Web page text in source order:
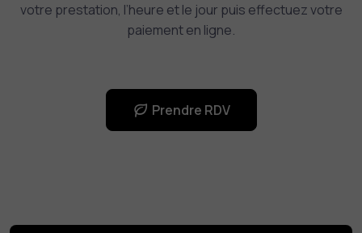
votre prestation, l’heure et le jour puis effectuez votre
paiement en ligne.
Prendre RDV